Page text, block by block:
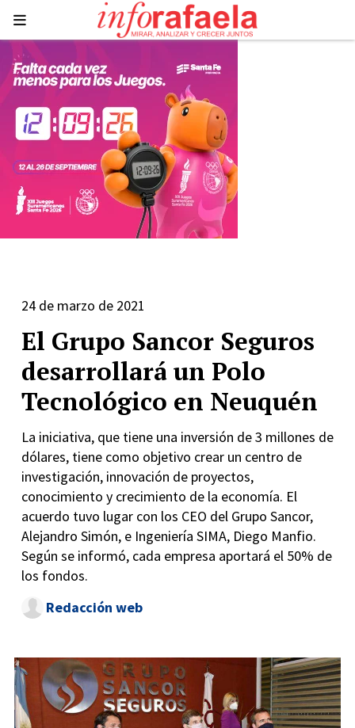
El Grupo Sancor Seguros
desarrollará un Polo
Tecnológico en Neuquén
La iniciativa, que tiene una inversión de 3 millones de
dólares, tiene como objetivo crear un centro de
investigación, innovación de proyectos,
conocimiento y crecimiento de la economía. El
acuerdo tuvo lugar con los CEO del Grupo Sancor,
Alejandro Simón, e Ingeniería SIMA, Diego Manfio.
Según se informó, cada empresa aportará el 50% de
los fondos.
24 de marzo de 2021
Redacción web